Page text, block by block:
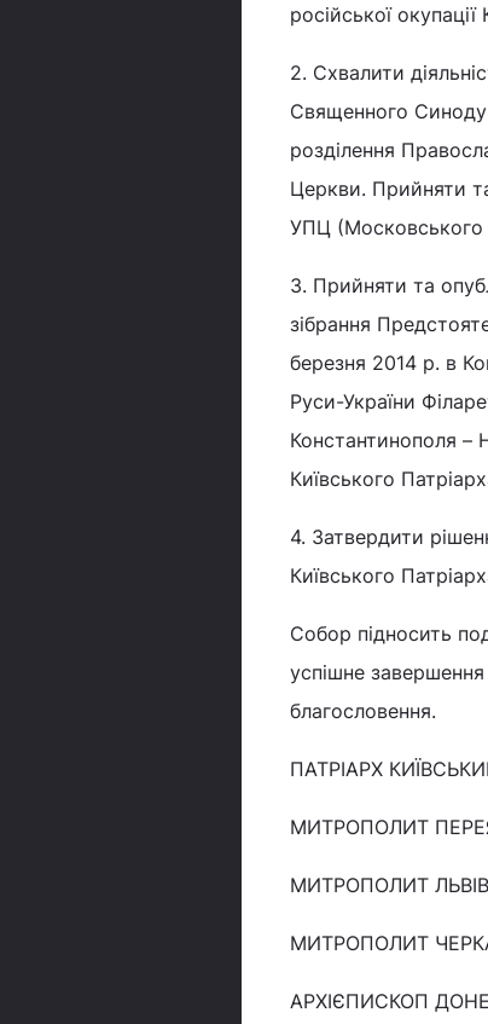
російської
2. Схвалити
Священного Синоду
розділення
Церкви. Прийняти
УПЦ (Московського
3. Прийняти та
зібрання
березня 2014 р. в
Руси-України
Константинополя –
Київського
4. Затвердити
Київського
Собор підносить
успішне завершення
благословення.
ПАТРІАРХ
МИТРОПОЛИТ
МИТРОПОЛИТ
МИТРОПОЛИТ
АРХІЄПИСКОП